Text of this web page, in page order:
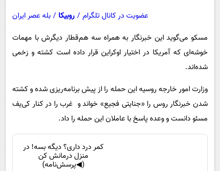
بین الملل
اجتماعی
حیات وحش
عضویت در کانال تلگرام / روبیکا / بله عصر ایران
مسکو می‌گوید این خبرنگار به همراه سه هم‌قطار دیگرش با مهمات
خوشه‌ای که آمریکا در اختیار اوکراین قرار داده است کشته و زخمی
شده‌اند.
وزارت امور خارجه روسیه این حمله را از پیش برنامه‌ریزی شده و کشته
شدن خبرنگار روس را «جنایتی فجیع» خواند و غرب را در کنار کی‌یف
مسئو دانست و وعده پاسخ با عاملان این حمله را داد.
کمر درد داری؟ دیگه بسه! در
منزل درمانش کن
(◀پرسش‌نامه)